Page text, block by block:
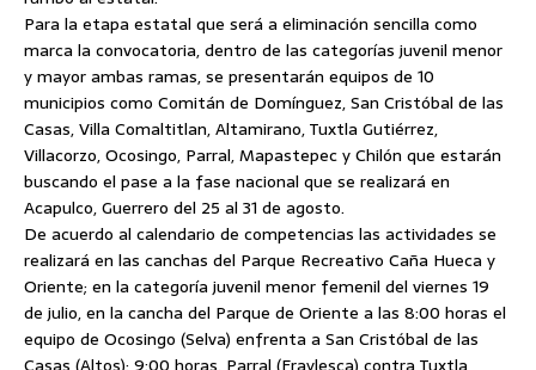
Para la etapa estatal que será a eliminación sencilla como
marca la convocatoria, dentro de las categorías juvenil menor
y mayor ambas ramas, se presentarán equipos de 10
municipios como Comitán de Domínguez, San Cristóbal de las
Casas, Villa Comaltitlan, Altamirano, Tuxtla Gutiérrez,
Villacorzo, Ocosingo, Parral, Mapastepec y Chilón que estarán
buscando el pase a la fase nacional que se realizará en
Acapulco, Guerrero del 25 al 31 de agosto.
De acuerdo al calendario de competencias las actividades se
realizará en las canchas del Parque Recreativo Caña Hueca y
Oriente; en la categoría juvenil menor femenil del viernes 19
de julio, en la cancha del Parque de Oriente a las 8:00 horas el
equipo de Ocosingo (Selva) enfrenta a San Cristóbal de las